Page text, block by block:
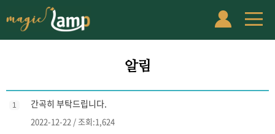
알림
1 간곡히 부탁드립니다.
2022-12-22 / 조회:1,624